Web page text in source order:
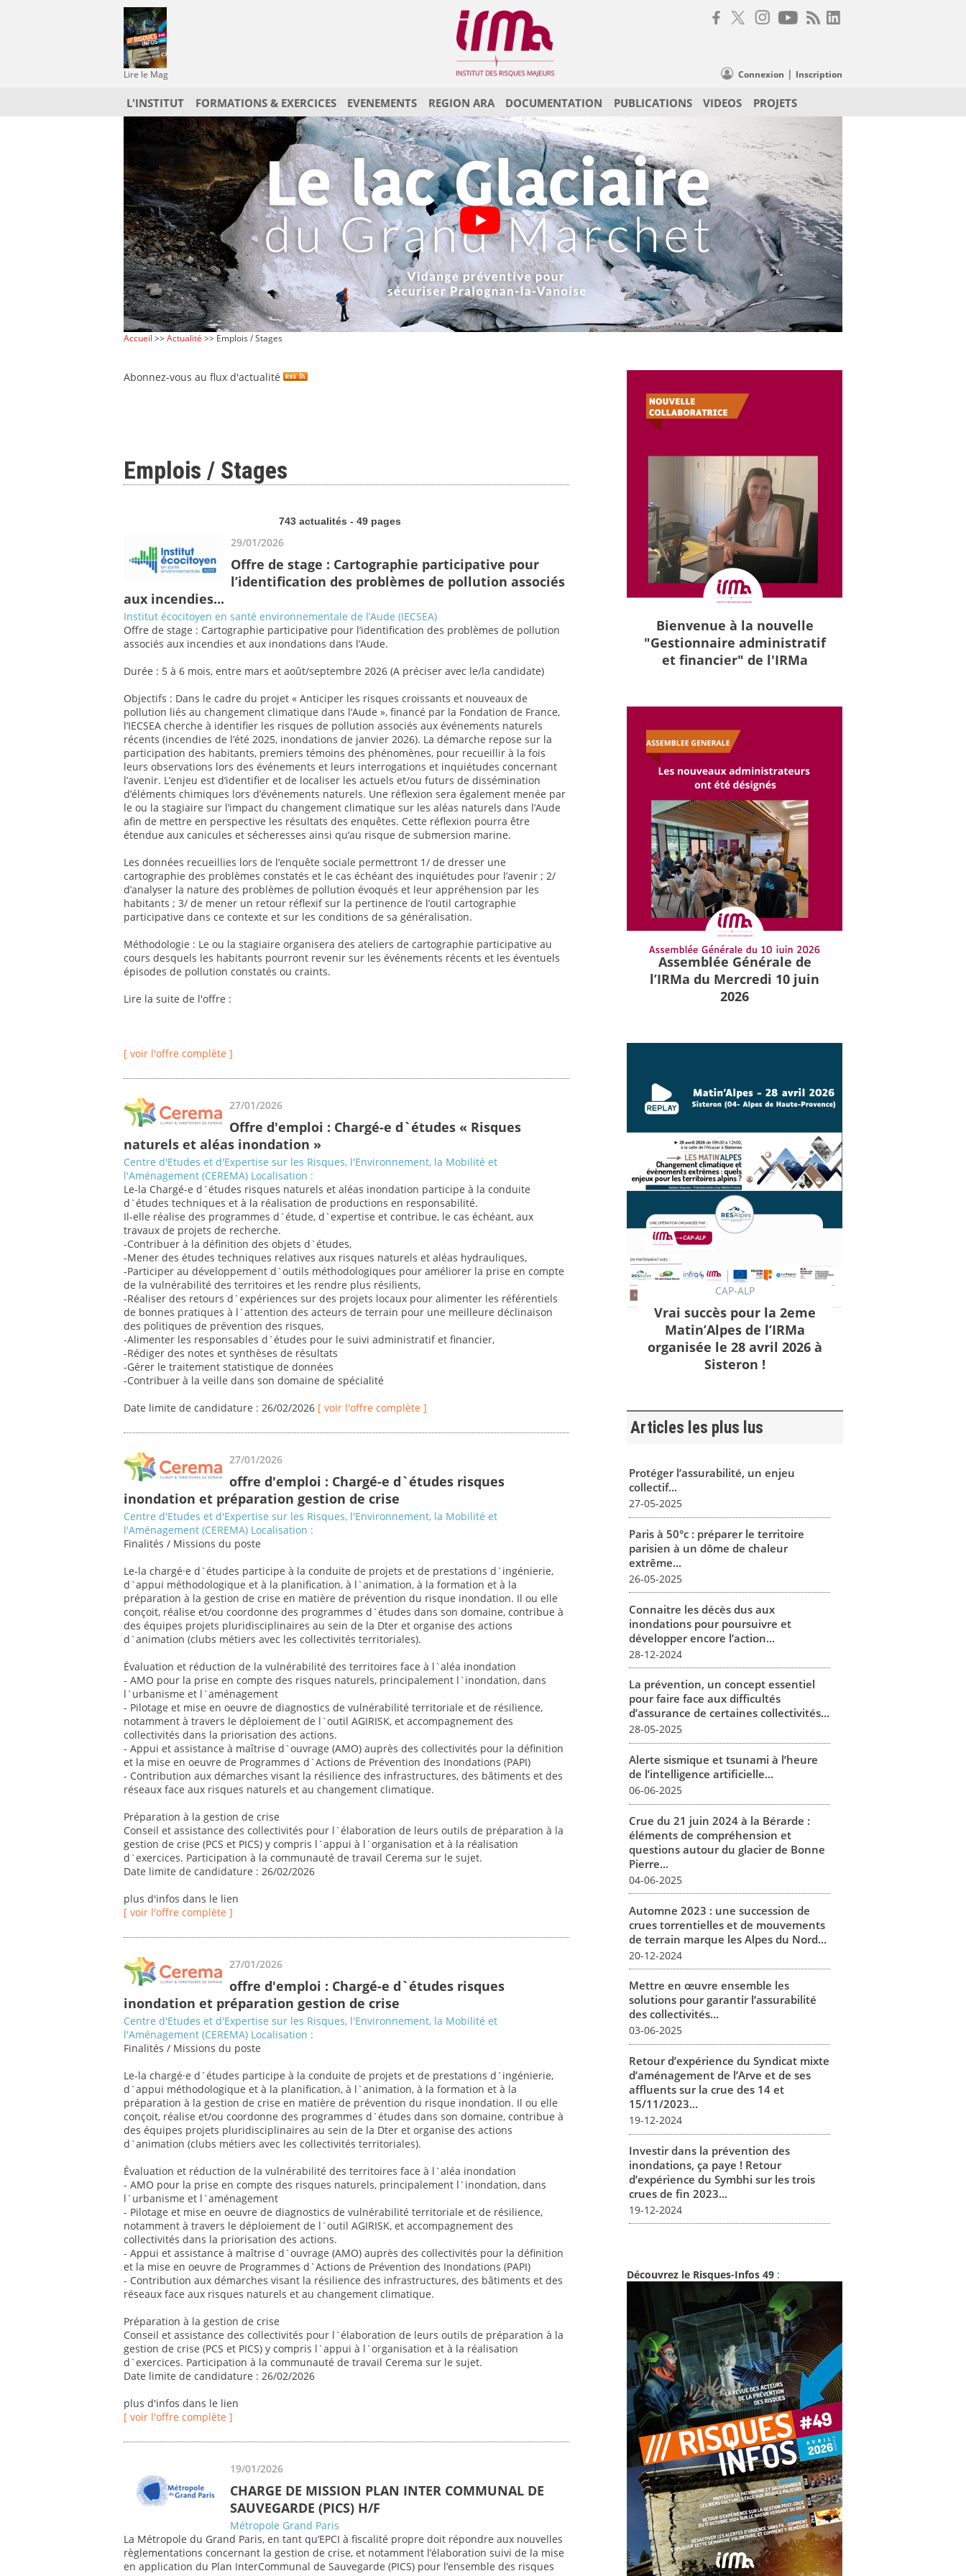
Lire le Mag Connexion | Inscription
L'INSTITUT FORMATIONS & EXERCICES EVENEMENTS REGION ARA DOCUMENTATION PUBLICATIONS VIDEOS PROJETS
Accueil >>Actualité >> Emplois / Stages
Abonnez-vous au flux d'actualité
Emplois / Stages
743 actualités - 49 pages
29/01/2026
Offre de stage : Cartographie participative pour
l’identification des problèmes de pollution associés
aux incendies...
Institut écocitoyen en santé environnementale de l’Aude (IECSEA)
Offre de stage : Cartographie participative pour l’identification des problèmes de pollution
associés aux incendies et aux inondations dans l’Aude.
Durée : 5 à 6 mois, entre mars et août/septembre 2026 (A préciser avec le/la candidate)
Objectifs : Dans le cadre du projet « Anticiper les risques croissants et nouveaux de
pollution liés au changement climatique dans l’Aude », financé par la Fondation de France,
l’IECSEA cherche à identifier les risques de pollution associés aux événements naturels
récents (incendies de l’été 2025, inondations de janvier 2026). La démarche repose sur la
participation des habitants, premiers témoins des phénomènes, pour recueillir à la fois
leurs observations lors des événements et leurs interrogations et inquiétudes concernant
l’avenir. L’enjeu est d’identifier et de localiser les actuels et/ou futurs de dissémination
d’éléments chimiques lors d’événements naturels. Une réflexion sera également menée par
le ou la stagiaire sur l’impact du changement climatique sur les aléas naturels dans l’Aude
afin de mettre en perspective les résultats des enquêtes. Cette réflexion pourra être
étendue aux canicules et sécheresses ainsi qu’au risque de submersion marine.
Les données recueillies lors de l’enquête sociale permettront 1/ de dresser une
cartographie des problèmes constatés et le cas échéant des inquiétudes pour l’avenir ; 2/
d’analyser la nature des problèmes de pollution évoqués et leur appréhension par les
habitants ; 3/ de mener un retour réflexif sur la pertinence de l’outil cartographie
participative dans ce contexte et sur les conditions de sa généralisation.
Méthodologie : Le ou la stagiaire organisera des ateliers de cartographie participative au
cours desquels les habitants pourront revenir sur les événements récents et les éventuels
épisodes de pollution constatés ou craints.
Lire la suite de l'offre :
[ voir l'offre complète ]
27/01/2026
Offre d'emploi : Chargé-e d`études « Risques
naturels et aléas inondation »
Centre d'Etudes et d'Expertise sur les Risques, l'Environnement, la Mobilité et
l'Aménagement (CEREMA) Localisation :
Le-la Chargé-e d`études risques naturels et aléas inondation participe à la conduite
d`études techniques et à la réalisation de productions en responsabilité.
Il-elle réalise des programmes d`étude, d`expertise et contribue, le cas échéant, aux
travaux de projets de recherche.
-Contribuer à la définition des objets d`études,
-Mener des études techniques relatives aux risques naturels et aléas hydrauliques,
-Participer au développement d`outils méthodologiques pour améliorer la prise en compte
de la vulnérabilité des territoires et les rendre plus résilients,
-Réaliser des retours d`expériences sur des projets locaux pour alimenter les référentiels
de bonnes pratiques à l`attention des acteurs de terrain pour une meilleure déclinaison
des politiques de prévention des risques,
-Alimenter les responsables d`études pour le suivi administratif et financier,
-Rédiger des notes et synthèses de résultats
-Gérer le traitement statistique de données
-Contribuer à la veille dans son domaine de spécialité
Date limite de candidature : 26/02/2026 [ voir l'offre complète ]
27/01/2026
offre d'emploi : Chargé-e d`études risques
inondation et préparation gestion de crise
Centre d'Etudes et d'Expertise sur les Risques, l'Environnement, la Mobilité et
l'Aménagement (CEREMA) Localisation :
Finalités / Missions du poste
Le-la chargé·e d`études participe à la conduite de projets et de prestations d`ingénierie,
d`appui méthodologique et à la planification, à l`animation, à la formation et à la
préparation à la gestion de crise en matière de prévention du risque inondation. Il ou elle
conçoit, réalise et/ou coordonne des programmes d`études dans son domaine, contribue à
des équipes projets pluridisciplinaires au sein de la Dter et organise des actions
d`animation (clubs métiers avec les collectivités territoriales).
Évaluation et réduction de la vulnérabilité des territoires face à l`aléa inondation
- AMO pour la prise en compte des risques naturels, principalement l`inondation, dans
l`urbanisme et l`aménagement
- Pilotage et mise en oeuvre de diagnostics de vulnérabilité territoriale et de résilience,
notamment à travers le déploiement de l`outil AGIRISK, et accompagnement des
collectivités dans la priorisation des actions.
- Appui et assistance à maîtrise d`ouvrage (AMO) auprès des collectivités pour la définition
et la mise en oeuvre de Programmes d`Actions de Prévention des Inondations (PAPI)
- Contribution aux démarches visant la résilience des infrastructures, des bâtiments et des
réseaux face aux risques naturels et au changement climatique.
Préparation à la gestion de crise
Conseil et assistance des collectivités pour l`élaboration de leurs outils de préparation à la
gestion de crise (PCS et PICS) y compris l`appui à l`organisation et à la réalisation
d`exercices. Participation à la communauté de travail Cerema sur le sujet.
Date limite de candidature : 26/02/2026
plus d'infos dans le lien
[ voir l'offre complète ]
27/01/2026
offre d'emploi : Chargé-e d`études risques
inondation et préparation gestion de crise
Centre d'Etudes et d'Expertise sur les Risques, l'Environnement, la Mobilité et
l'Aménagement (CEREMA) Localisation :
Finalités / Missions du poste
Le-la chargé·e d`études participe à la conduite de projets et de prestations d`ingénierie,
d`appui méthodologique et à la planification, à l`animation, à la formation et à la
préparation à la gestion de crise en matière de prévention du risque inondation. Il ou elle
conçoit, réalise et/ou coordonne des programmes d`études dans son domaine, contribue à
des équipes projets pluridisciplinaires au sein de la Dter et organise des actions
d`animation (clubs métiers avec les collectivités territoriales).
Évaluation et réduction de la vulnérabilité des territoires face à l`aléa inondation
- AMO pour la prise en compte des risques naturels, principalement l`inondation, dans
l`urbanisme et l`aménagement
- Pilotage et mise en oeuvre de diagnostics de vulnérabilité territoriale et de résilience,
notamment à travers le déploiement de l`outil AGIRISK, et accompagnement des
collectivités dans la priorisation des actions.
- Appui et assistance à maîtrise d`ouvrage (AMO) auprès des collectivités pour la définition
et la mise en oeuvre de Programmes d`Actions de Prévention des Inondations (PAPI)
- Contribution aux démarches visant la résilience des infrastructures, des bâtiments et des
réseaux face aux risques naturels et au changement climatique.
Préparation à la gestion de crise
Conseil et assistance des collectivités pour l`élaboration de leurs outils de préparation à la
gestion de crise (PCS et PICS) y compris l`appui à l`organisation et à la réalisation
d`exercices. Participation à la communauté de travail Cerema sur le sujet.
Date limite de candidature : 26/02/2026
plus d'infos dans le lien
[ voir l'offre complète ]
19/01/2026
CHARGE DE MISSION PLAN INTER COMMUNAL DE
SAUVEGARDE (PICS) H/F
Métropole Grand Paris
La Métropole du Grand Paris, en tant qu’EPCI à fiscalité propre doit répondre aux nouvelles
règlementations concernant la gestion de crise, et notamment l’élaboration suivi de la mise
en application du Plan InterCommunal de Sauvegarde (PICS) pour l’ensemble des risques
Bienvenue à la nouvelle
"Gestionnaire administratif
et financier" de l'IRMa
Assemblée Générale de
l’IRMa du Mercredi 10 juin
2026
CAP-ALP
Vrai succès pour la 2eme
Matin’Alpes de l’IRMa
organisée le 28 avril 2026 à
Sisteron !
Articles les plus lus
Protéger l’assurabilité, un enjeu
collectif...
27-05-2025
Paris à 50°c : préparer le territoire
parisien à un dôme de chaleur
extrême...
26-05-2025
Connaitre les décès dus aux
inondations pour poursuivre et
développer encore l’action...
28-12-2024
La prévention, un concept essentiel
pour faire face aux difficultés
d’assurance de certaines collectivités...
28-05-2025
Alerte sismique et tsunami à l’heure
de l’intelligence artificielle...
06-06-2025
Crue du 21 juin 2024 à la Bérarde :
éléments de compréhension et
questions autour du glacier de Bonne
Pierre...
04-06-2025
Automne 2023 : une succession de
crues torrentielles et de mouvements
de terrain marque les Alpes du Nord...
20-12-2024
Mettre en œuvre ensemble les
solutions pour garantir l’assurabilité
des collectivités...
03-06-2025
Retour d’expérience du Syndicat mixte
d’aménagement de l’Arve et de ses
affluents sur la crue des 14 et
15/11/2023...
19-12-2024
Investir dans la prévention des
inondations, ça paye ! Retour
d’expérience du Symbhi sur les trois
crues de fin 2023...
19-12-2024
Découvrez le Risques-Infos 49 :